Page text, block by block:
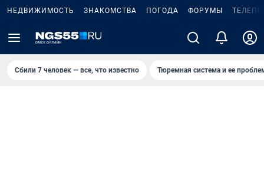
НЕДВИЖИМОСТЬ ЗНАКОМСТВА ПОГОДА ФОРУМЫ
Сбили 7 человек — все, что известно Тюремная система и ее